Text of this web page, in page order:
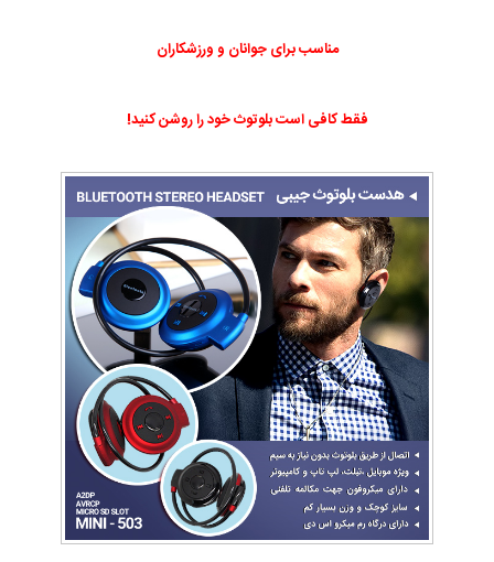
مناسب برای جوانان و ورزشکاران
فقط کافی است بلوتوث خود را روشن کنید!